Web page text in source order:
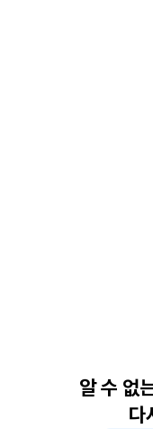
알 수 없
다